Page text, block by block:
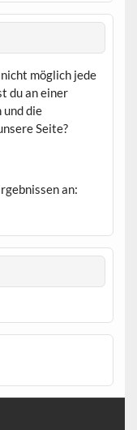
möglich jede
du an einer
die
Seite?
an: